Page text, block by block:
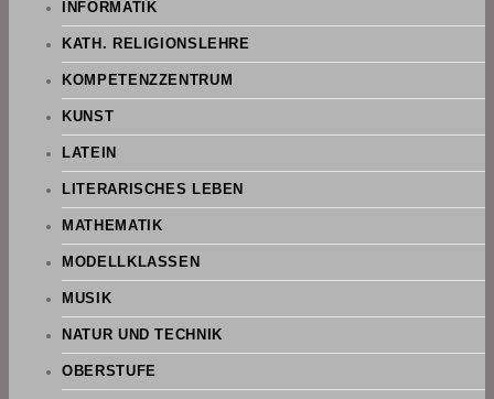
INFORMATIK
KATH. RELIGIONSLEHRE
KOMPETENZZENTRUM
KUNST
LATEIN
LITERARISCHES LEBEN
MATHEMATIK
MODELLKLASSEN
MUSIK
NATUR UND TECHNIK
OBERSTUFE